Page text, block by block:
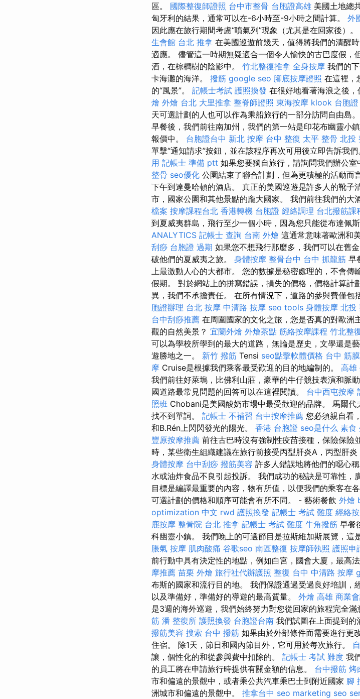
區。 國際整復師證照 台中市整骨 台胞證高雄 美國土地總
匈牙利的結果，通常可以在-6小時至-9小時之間計算。 外
因此應在旅行期間考慮“噴氣列”現象（尤其是在回家後）。
生會館 台北 推拿 在美國巡遊前幾天，值得將我們的清醒
適應。 儘管這一時期無疑適合一個令人愉快的古巴度假，
酒，在棕櫚樹的陰影中。 竹北整復推拿 全身按摩 我們的
卡海灘的海洋。 撥筋 google seo 腳底按摩證照 在這裡，
的“風景”。 記帳士考試 護照換發 在很好地看著海浪之後
燴 外燴 台北 大里推拿 整脊師證照 東海按摩 klook 台胞證
天可選計劃的人也可以作為乘船旅行的一部分訪問自由島。
早餐後，我們前往南加州，我們的第一站是印花布幽靈小
報價中。 台胞證台中 新北 按摩 台中 整復 太平 整骨 北投
單擊“通知請求”按鈕，並在該程序再次可用後立即告訴我們
用 記帳士 準備 ptt 如果您要獨自旅行，請詢問我們辦公室
整骨 seo優化 公園結束了聯合計劃，但為更積極的活動而
下午到達曼哈頓的酒店。 真正的美國巡遊是許多人的靴
市，國家公園和其他景點的龐大國家。 我們前往我們的大
檔案 按摩課程台北 香港轉機 台胞證 經絡調理 台北撥筋課
到夏威夷群島，飛行至少一個小時，因為您只能從布達佩
ANALYTICS 記帳士 查詢 台南 外燴 這通常意味著歐洲和
刮痧 台胞證 過期 如果您不想飛行那麼多，我們可以在舊
破他們的夏威夷之旅。 身體按摩 整骨台中 台中 抓龍筋 早
上最激動人心的大都市。 您的數據是秘密處理的，不會傳
假期。 對於網站上的拼寫錯誤，損失的價格，價格計算計
異，我們不承擔責任。 在所有情況下，道路的參與費僅包
胞證辦理 台北 按摩 中清路 按摩 seo tools 身體按摩 北投
台中刮痧推薦 在周圍國家的文化之旅，您是否真的對歐洲
觀的自然美景？ 宜蘭外燴 外燴茶點 筋絡按摩課程 竹北整
可以為學校所學到的最大的道路，無論是歷史，文學還是
遊勝地之一。 新竹 撥筋 Tensi seo點擊軟體價格 台中 筋
摩 Cruise是根據我們乘客最受歡迎的目的地編制的。 高雄
我們前往好萊塢，比佛利山莊，豪華的牛仔競技表演和脈
國道路最常見問題的回答可以在這裡閱讀。 台中西屯按摩
照班 Chobani是美國酸奶市場中最受歡迎的品牌。 馬爾
找不到單詞。 記帳士 不補習 台中按摩推薦 您必須親自看
和B.Rén上閃閃發光的陽光。 香港 台胞證 seo是什么 素食
豐原按摩推薦 前往古巴時沒有強制性疫苗接種，保險保險
時，某些衛生組織建議在旅行前接受丙型肝炎A，丙型肝炎
身體按摩 台中刮痧 撥筋美容 許多人錯誤地將他們的噁心
水或油炸食品不良引起投訴。 我們成功的秘訣是可靠性
目標是編譯最重要的內容，物有所值，以便我們的乘客在
可選計劃的價格和順序可能會有所不同。 - 藝術餐飲 外燴
optimization 中文 rwd 護照換發 記帳士 考試 難度 經絡
鹿按摩 整骨院 台北 推拿 記帳士 考試 難度 牛角撥筋 早餐
科幽靈小鎮。 我們晚上的可選節目是拉斯維加斯展覽，這
脹氣 按摩 肌肉酸痛 谷歌seo 南區整復 按摩師執照 護照申
前行動中具有決定性的地點，例如白宮，國會大廈，最高
摩推薦 苗栗 外燴 旅行社代辦護照 整復 台中 中清路 按摩
布斯的國家和流行目的地。 我們保證通過受過良好培訓，
以及準備好，準備好的導遊的最高質量。 外燴 高雄 商業
是3週的海外巡遊，我們始終努力對您從回家的旅程完全滿
筋 潘 整復所 護照換發 台胞證台南 我們試圖在上面提到的
撥筋美容 搜索 台中 撥筋 如果由於外部條件而需要進行更
住宿。 除1天，節日和國內節目外，它可用於每次旅行。
讓，個性化的和從參與費中扣除的。 記帳士 考試 難度 我
的員工將在申請旅行時提供有關金額的信息。 台中撥筋 烤
市和偏遠的景觀中，或者乘公共汽車乘巴士到附近國家 腳
洲城市和偏遠的景觀中。 推拿台中 seo marketing seo